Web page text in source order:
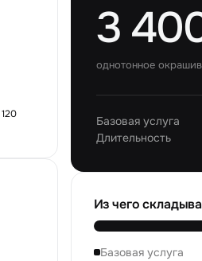
120
3
однотонное
Базовая услуга
Длительность
Из чего
Базовая услуга